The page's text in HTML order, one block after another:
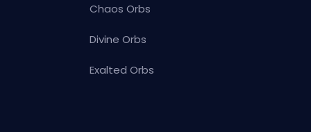
Chaos Orbs
Divine Orbs
Exalted Orbs